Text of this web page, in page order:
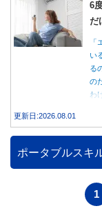
6
だ
「
い
る
の
わ
デ
ン
更新日:2026.08.01
ポータブルスキ
1